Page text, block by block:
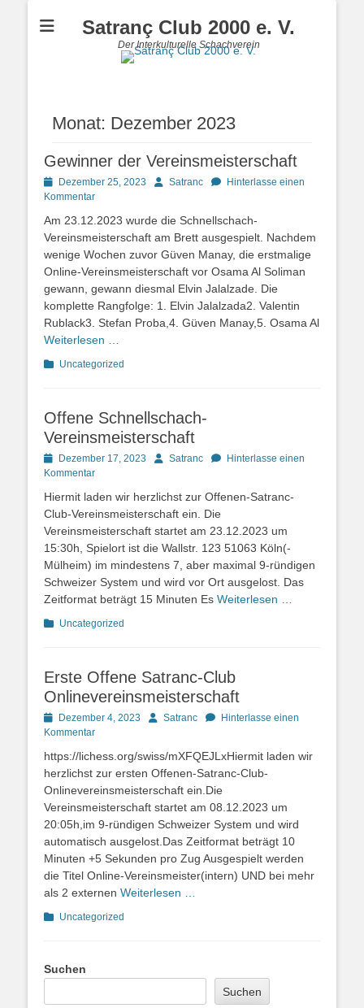
Satranç Club 2000 e. V.
Der Interkulturelle Schachverein
Monat: Dezember 2023
Gewinner der Vereinsmeisterschaft
Posted
on
Dezember 25, 2023 AutorSatranc
Hinterlasse einen
Kommentar
Am 23.12.2023 wurde die Schnellschach-
Vereinsmeisterschaft am Brett ausgespielt. Nachdem
wenige Wochen zuvor Güven Manay, die erstmalige
Online-Vereinsmeisterschaft vor Osama Al Soliman
gewann, gewann diesmal Elvin Jalalzade. Die
komplette Rangfolge: 1. Elvin Jalalzada2. Valentin
Rublack3. Stefan Proba,4. Güven Manay,5. Osama Al
Weiterlesen …
Kategorien
Uncategorized
Offene Schnellschach-
Vereinsmeisterschaft
Posted
on
Dezember 17, 2023 AutorSatranc
Hinterlasse einen
Kommentar
Hiermit laden wir herzlichst zur Offenen-Satranc-
Club-Vereinsmeisterschaft ein. Die
Vereinsmeisterschaft startet am 23.12.2023 um
15:30h, Spielort ist die Wallstr. 123 51063 Köln(-
Mülheim) im mindestens 7, aber maximal 9-ründigen
Schweizer System und wird vor Ort ausgelost. Das
Zeitformat beträgt 15 Minuten Es Weiterlesen …
Kategorien
Uncategorized
Erste Offene Satranc-Club
Onlinevereinsmeisterschaft
Posted
on
Dezember 4, 2023 AutorSatranc
Hinterlasse einen
Kommentar
https://lichess.org/swiss/mXFQEJLxHiermit laden wir
herzlichst zur ersten Offenen-Satranc-Club-
Onlinevereinsmeisterschaft ein.Die
Vereinsmeisterschaft startet am 08.12.2023 um
20:05h,im 9-ründigen Schweizer System und wird
automatisch ausgelost.Das Zeitformat beträgt 10
Minuten +5 Sekunden pro Zug Ausgespielt werden
die Titel Online-Vereinsmeister(intern) UND bei mehr
als 2 externen Weiterlesen …
Kategorien
Uncategorized
Suchen
Suchen